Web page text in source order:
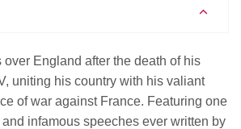
over England after the death of his
uniting his country with his valiant
of war against France. Featuring one
infamous speeches ever written by